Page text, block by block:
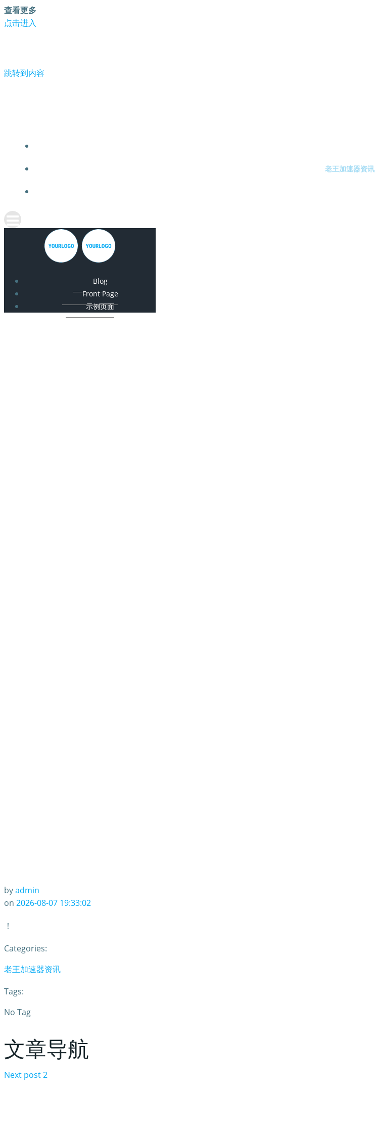
查看更多
点击进入
跳转到内容
老王加速器资讯
Blog
Front Page
示例页面
byadmin
on 2026-08-07 19:33:02
！
Categories:
老王加速器资讯
Tags:
No Tag
文章导航
Next post2